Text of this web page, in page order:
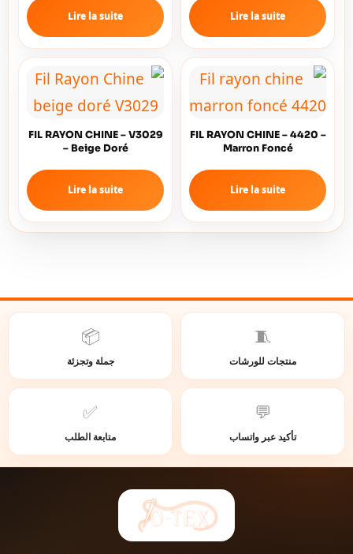
Lire la suite
Lire la suite
FIL RAYON CHINE – 4420 –
Marron Foncé
Lire la suite
FIL RAYON CHINE – V3029
– Beige Doré
Lire la suite
🧵
منتجات للورشات
📦
جملة وتجزئة
💬
تأكيد عبر واتساب
✅
متابعة الطلب